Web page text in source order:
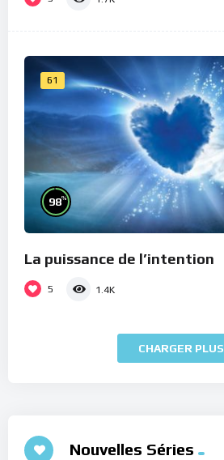
61
98%
La puissance de l’intention
5 1.4K
CHARGER PLUS
Nouvelles Séries